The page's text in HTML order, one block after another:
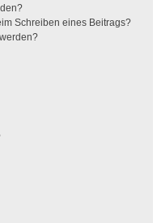
Schreiben eines Beitrags?